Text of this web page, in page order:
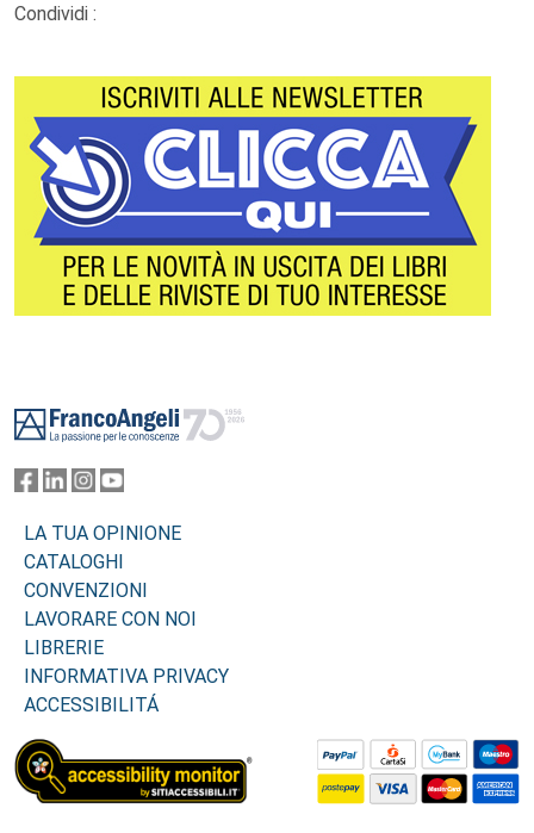
Condividi :
LA TUA OPINIONE
CATALOGHI
CONVENZIONI
LAVORARE CON NOI
LIBRERIE
INFORMATIVA PRIVACY
ACCESSIBILITÁ